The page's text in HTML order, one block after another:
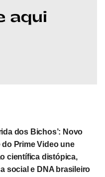
dos Bichos’: Novo
do Prime Video une
científica distópica,
social e DNA brasileiro